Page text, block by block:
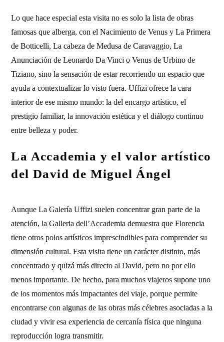
Lo que hace especial esta visita no es solo la lista de obras
famosas que alberga, con el Nacimiento de Venus y La Primera
de Botticelli, La cabeza de Medusa de Caravaggio, La
Anunciación de Leonardo Da Vinci o Venus de Urbino de
Tiziano, sino la sensación de estar recorriendo un espacio que
ayuda a contextualizar lo visto fuera. Uffizi ofrece la cara
interior de ese mismo mundo: la del encargo artístico, el
prestigio familiar, la innovación estética y el diálogo continuo
entre belleza y poder.
La Accademia y el valor artístico
del David de Miguel Ángel
Aunque La Galería Uffizi suelen concentrar gran parte de la
atención, la Galleria dell’Accademia demuestra que Florencia
tiene otros polos artísticos imprescindibles para comprender su
dimensión cultural. Esta visita tiene un carácter distinto, más
concentrado y quizá más directo al David, pero no por ello
menos importante. De hecho, para muchos viajeros supone uno
de los momentos más impactantes del viaje, porque permite
encontrarse con algunas de las obras más célebres asociadas a la
ciudad y vivir esa experiencia de cercanía física que ninguna
reproducción logra transmitir.